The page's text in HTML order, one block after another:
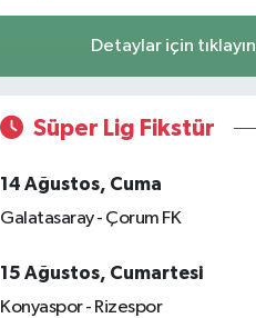
Detaylar için tıklayın
Süper Lig Fikstür
14 Ağustos, Cuma
Galatasaray - Çorum FK
15 Ağustos, Cumartesi
Konyaspor - Rizespor